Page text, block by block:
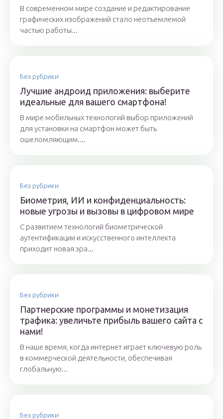
В современном мире создание и редактирование
графических изображений стало неотъемлемой
частью работы...
Без рубрики
Лучшие андроид приложения: выберите
идеальные для вашего смартфона!
В мире мобильных технологий выбор приложений
для установки на смартфон может быть
ошеломляющим....
Без рубрики
Биометрия, ИИ и конфиденциальность:
новые угрозы и вызовы в цифровом мире
С развитием технологий биометрической
аутентификации и искусственного интеллекта
приходит новая эра...
Без рубрики
Партнерские программы и монетизация
трафика: увеличьте прибыль вашего сайта с
нами!
В наше время, когда интернет играет ключевую роль
в коммерческой деятельности, обеспечивая
глобальную...
Без рубрики